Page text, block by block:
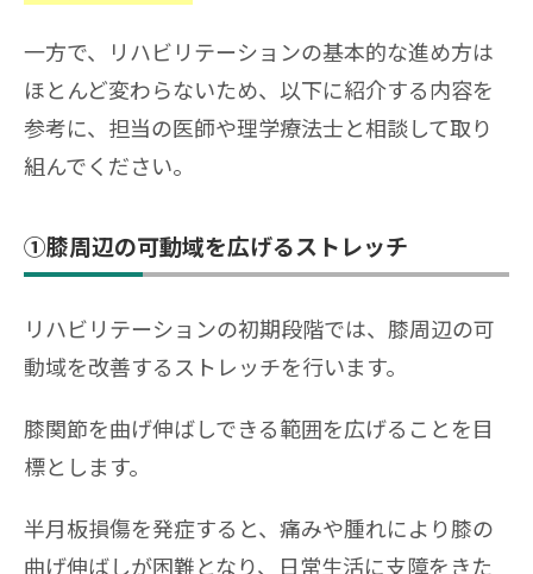
一方で、リハビリテーションの基本的な進め方は
ほとんど変わらないため、以下に紹介する内容を
参考に、担当の医師や理学療法士と相談して取り
組んでください。
①膝周辺の可動域を広げるストレッチ
リハビリテーションの初期段階では、膝周辺の可
動域を改善するストレッチを行います。
膝関節を曲げ伸ばしできる範囲を広げることを目
標とします。
半月板損傷を発症すると、痛みや腫れにより膝の
曲げ伸ばしが困難となり、日常生活に支障をきた